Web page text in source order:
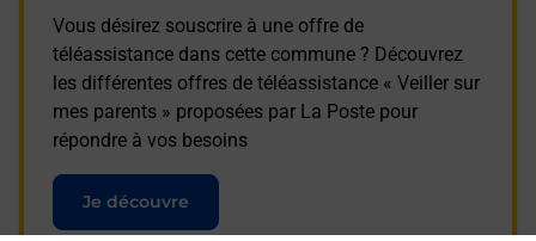
Vous désirez souscrire à une offre de
téléassistance dans cette commune ? Découvrez
les différentes offres de téléassistance « Veiller sur
mes parents » proposées par La Poste pour
répondre à vos besoins
Je découvre